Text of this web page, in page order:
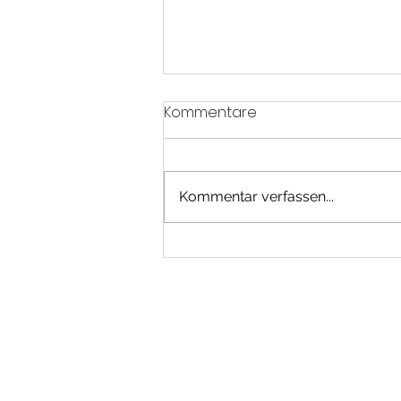
Karate Senior
Kommentare
Kommentar verfassen...